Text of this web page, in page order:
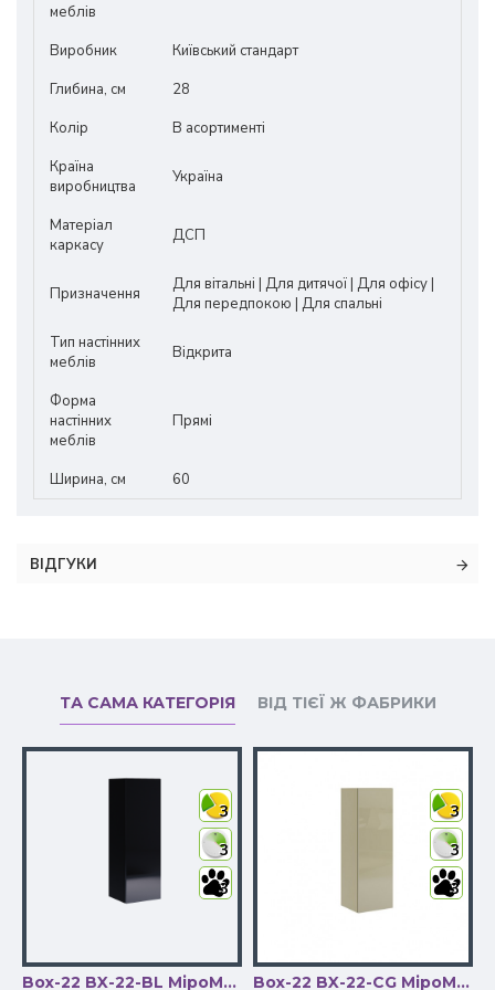
меблів
Виробник
Київський стандарт
Глибина, см
28
Колір
В асортименті
Країна
виробництва
Україна
Матеріал
каркасу
ДСП
Призначення
Для вітальні | Для дитячої | Для офісу |
Для передпокою | Для спальні
Тип настінних
меблів
Відкрита
Форма
настінних
меблів
Прямі
Ширина, см 60
ВІДГУКИ
ТА САМА КАТЕГОРІЯ ВІД ТІЄЇ Ж ФАБРИКИ
3
3
3
Box-22 BX-22-BL МіроМарк
3
3
3
Box-22 BX-22-CG МіроМарк